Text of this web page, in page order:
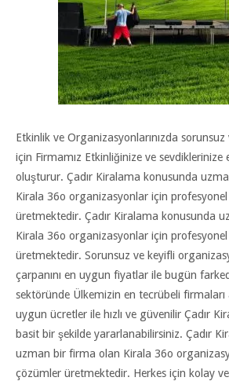
Etkinlik ve Organizasyonlarınızda
için Firmamız Etkinliğinize ve sevdiklerinize
oluşturur. Çadır Kiralama konusunda
Kirala 36o organizasyonlar için
üretmektedir. Çadır Kiralama konusunda
Kirala 36o organizasyonlar için
üretmektedir. Sorunsuz ve keyifli
çarpanını en uygun fiyatlar ile bugün
sektöründe Ülkemizin en tecrübeli firmaları
uygun ücretler ile hızlı ve güvenilir Çadır
basit bir şekilde yararlanabilirsiniz. Çadır
uzman bir firma olan Kirala 36o
çözümler üretmektedir. Herkes için kolay